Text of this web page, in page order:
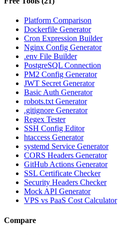
Platform Comparison
Dockerfile Generator
Cron Expression Builder
Nginx Config Generator
.env File Builder
PostgreSQL Connection
PM2 Config Generator
JWT Secret Generator
Basic Auth Generator
robots.txt Generator
.gitignore Generator
Regex Tester
SSH Config Editor
htaccess Generator
systemd Service Generator
CORS Headers Generator
GitHub Actions Generator
SSL Certificate Checker
Security Headers Checker
Mock API Generator
VPS vs PaaS Cost Calculator
Compare